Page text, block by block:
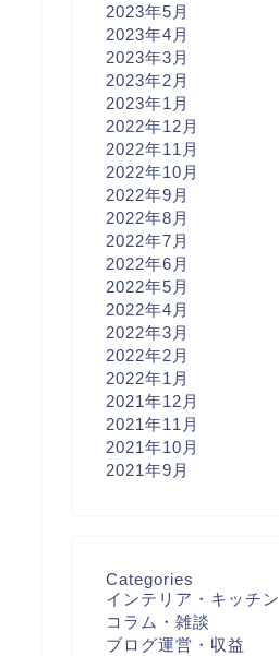
2023年5月
2023年4月
2023年3月
2023年2月
2023年1月
2022年12月
2022年11月
2022年10月
2022年9月
2022年8月
2022年7月
2022年6月
2022年5月
2022年4月
2022年3月
2022年2月
2022年1月
2021年12月
2021年11月
2021年10月
2021年9月
Categories
インテリア・キッチン
コラム・雑談
ブログ運営・収益